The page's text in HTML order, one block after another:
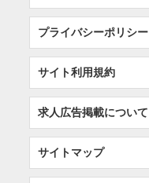
プライバシーポリシー
サイト利用規約
求人広告掲載について
サイトマップ